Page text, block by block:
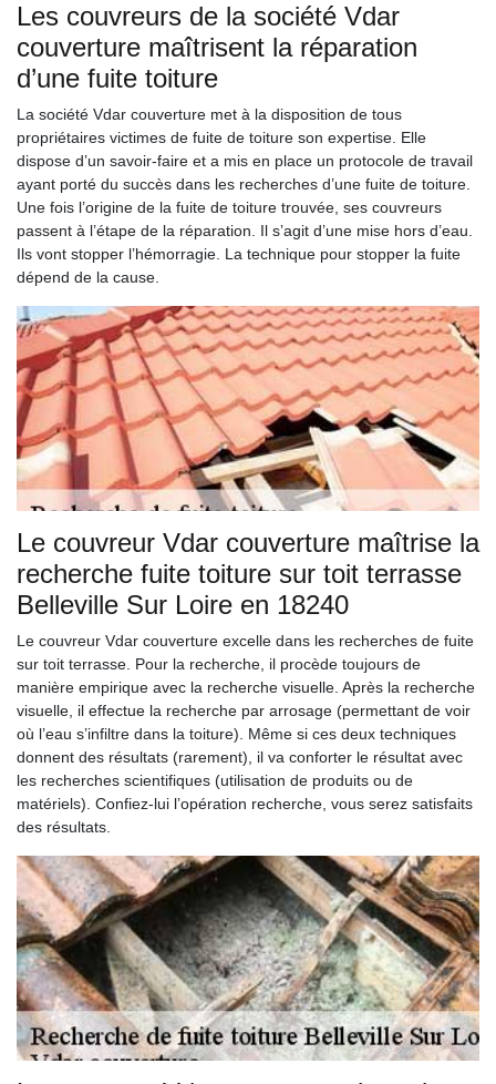
Les couvreurs de la société Vdar
couverture maîtrisent la réparation
d’une fuite toiture
La société Vdar couverture met à la disposition de tous
propriétaires victimes de fuite de toiture son expertise. Elle
dispose d’un savoir-faire et a mis en place un protocole de travail
ayant porté du succès dans les recherches d’une fuite de toiture.
Une fois l’origine de la fuite de toiture trouvée, ses couvreurs
passent à l’étape de la réparation. Il s’agit d’une mise hors d’eau.
Ils vont stopper l’hémorragie. La technique pour stopper la fuite
dépend de la cause.
Le couvreur Vdar couverture maîtrise la
recherche fuite toiture sur toit terrasse
Belleville Sur Loire en 18240
Le couvreur Vdar couverture excelle dans les recherches de fuite
sur toit terrasse. Pour la recherche, il procède toujours de
manière empirique avec la recherche visuelle. Après la recherche
visuelle, il effectue la recherche par arrosage (permettant de voir
où l’eau s’infiltre dans la toiture). Même si ces deux techniques
donnent des résultats (rarement), il va conforter le résultat avec
les recherches scientifiques (utilisation de produits ou de
matériels). Confiez-lui l’opération recherche, vous serez satisfaits
des résultats.